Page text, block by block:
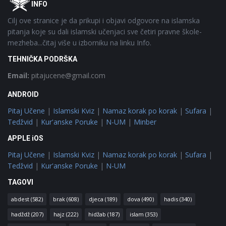
INFO
Cilj ove stranice je da prikupi i objavi odgovore na islamska
pitanja koje su dali islamski učenjaci sve četiri pravne škole-
mezheba...čitaj više u izborniku na linku Info.
TEHNIČKA PODRŠKA
Email: pitajucene@gmail.com
ANDROID
Pitaj Učene | Islamski Kviz | Namaz korak po korak | Sufara |
Tedžvid | Kur'anske Poruke | N-UM | Minber
APPLE iOS
Pitaj Učene | Islamski Kviz | Namaz korak po korak | Sufara |
Tedžvid | Kur'anske Poruke | N-UM
TAGOVI
abdest (582) brak (608) djeca (189) dova (490) hadis (340)
hadždž (207) hajz (222) hidžab (187) islam (353)